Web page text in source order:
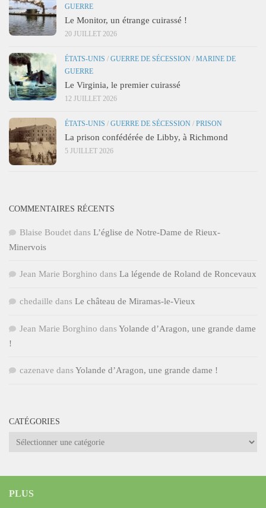
GUERRE
Le Monitor, un étrange cuirassé !
20 JUILLET 2026
ÉTATS-UNIS / GUERRE DE SÉCESSION / MARINE DE
GUERRE
Le Virginia, le premier cuirassé
12 JUILLET 2026
ÉTATS-UNIS / GUERRE DE SÉCESSION / PRISON
La prison confédérée de Libby, à Richmond
5 JUILLET 2026
COMMENTAIRES RÉCENTS
Blaise Boudet dans L’église de Notre-Dame de Rieux-
Minervois
Jean Marie Borghino dans La légende de Roland de Roncevaux
chedaille dans Le château de Miramas-le-Vieux
Jean Marie Borghino dans Yolande d’Aragon, une grande dame
!
cazenave dans Yolande d’Aragon, une grande dame !
CATÉGORIES
Catégories
PLUS